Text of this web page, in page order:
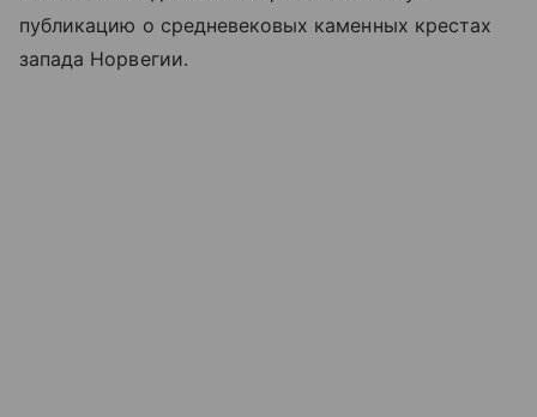
публикацию о средневековых каменных крестах
запада Норвегии.